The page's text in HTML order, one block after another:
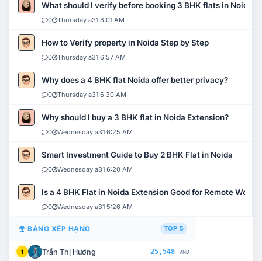
What should I verify before booking 3 BHK flats in Noida?
0 Thursday a31 8:01 AM
How to Verify property in Noida Step by Step
0 Thursday a31 6:57 AM
Why does a 4 BHK flat Noida offer better privacy?
0 Thursday a31 6:30 AM
Why should I buy a 3 BHK flat in Noida Extension?
0 Wednesday a31 6:25 AM
Smart Investment Guide to Buy 2 BHK Flat in Noida
0 Wednesday a31 6:20 AM
Is a 4 BHK Flat in Noida Extension Good for Remote Work?
0 Wednesday a31 5:26 AM
BẢNG XẾP HẠNG TOP 5
1 Trần Thị Hương 25,548 VNĐ